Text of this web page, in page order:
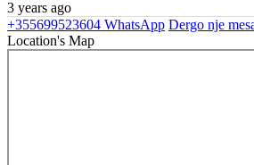
3 years ago
+355699523604 WhatsApp Dergo nje
Location's Map